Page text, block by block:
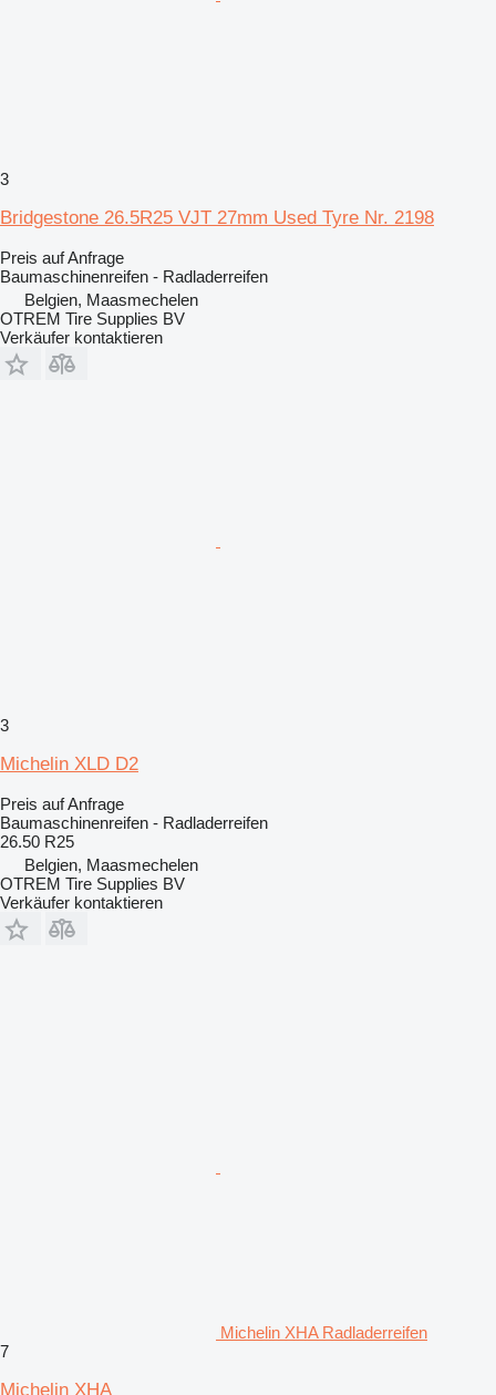
3
Bridgestone 26.5R25 VJT 27mm Used Tyre Nr. 2198
Preis auf Anfrage
Baumaschinenreifen - Radladerreifen
Belgien, Maasmechelen
OTREM Tire Supplies BV
Verkäufer kontaktieren
3
Michelin XLD D2
Preis auf Anfrage
Baumaschinenreifen - Radladerreifen
26.50 R25
Belgien, Maasmechelen
OTREM Tire Supplies BV
Verkäufer kontaktieren
Michelin XHA Radladerreifen
7
Michelin XHA